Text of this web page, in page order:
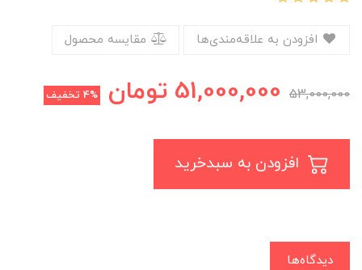
مقایسه محصول
53,000,000
51,000,000 تومان 4% تخفیف
دیدگاه‌ها